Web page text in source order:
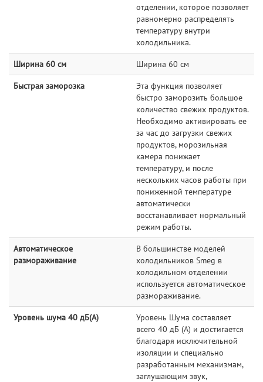
отделении, которое позволяет
равномерно распределять
температуру внутри
холодильника.
Ширина 60 см Ширина 60 см
Быстрая заморозка
Эта функция позволяет
быстро заморозить большое
количество свежих продуктов.
Необходимо активировать ее
за час до загрузки свежих
продуктов, морозильная
камера понижает
температуру, и после
нескольких часов работы при
пониженной температуре
автоматически
восстанавливает нормальный
режим работы.
Автоматическое
размораживание
В большинстве моделей
холодильников Smeg в
холодильном отделении
используется автоматическое
размораживание.
Уровень шума 40 дБ(А)
Уровень Шума составляет
всего 40 дБ (А) и достигается
благодаря исключительной
изоляции и специально
разработанным механизмам,
заглушающим звук,